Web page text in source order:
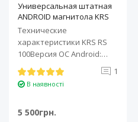
Универсальная штатная
ANDROID магнитола KRS
RS 100 9" 1/32 GB
Технические
характеристики KRS RS
100Версия ОС Android:
Android 11Процессор: 4-
ядерный ARM Cortex-A7..
1
В наявності
5 500грн.